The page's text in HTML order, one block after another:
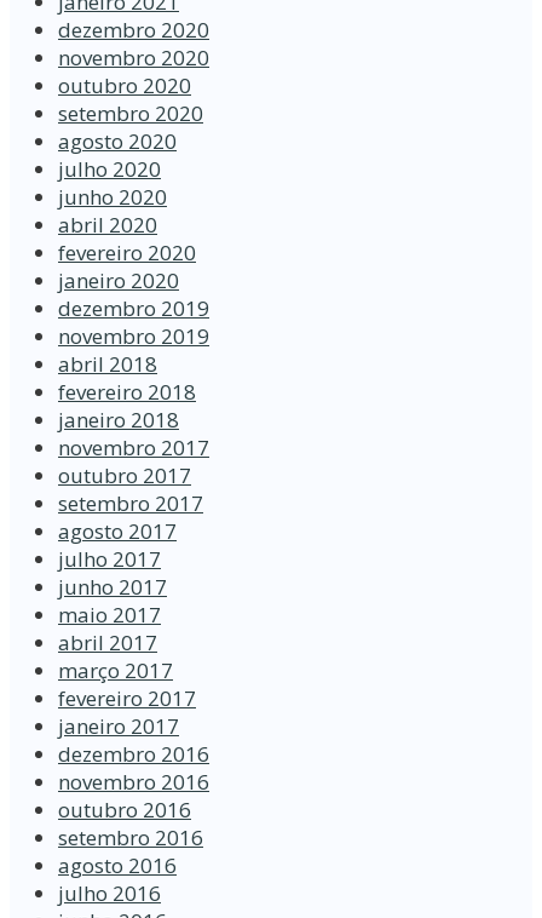
dezembro 2020
novembro 2020
outubro 2020
setembro 2020
agosto 2020
julho 2020
junho 2020
abril 2020
fevereiro 2020
janeiro 2020
dezembro 2019
novembro 2019
abril 2018
fevereiro 2018
janeiro 2018
novembro 2017
outubro 2017
setembro 2017
agosto 2017
julho 2017
junho 2017
maio 2017
abril 2017
março 2017
fevereiro 2017
janeiro 2017
dezembro 2016
novembro 2016
outubro 2016
setembro 2016
agosto 2016
julho 2016